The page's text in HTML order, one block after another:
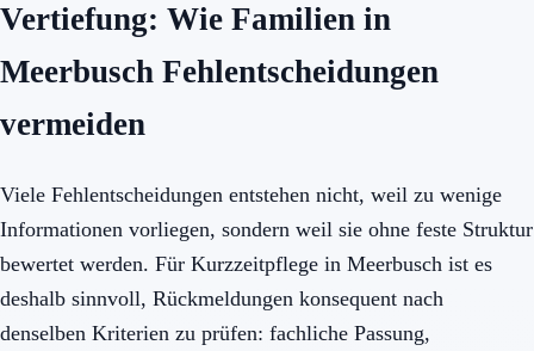
Vertiefung: Wie Familien in
Meerbusch Fehlentscheidungen
vermeiden
Viele Fehlentscheidungen entstehen nicht, weil zu wenige
Informationen vorliegen, sondern weil sie ohne feste Struktur
bewertet werden. Für Kurzzeitpflege in Meerbusch ist es
deshalb sinnvoll, Rückmeldungen konsequent nach
denselben Kriterien zu prüfen: fachliche Passung,